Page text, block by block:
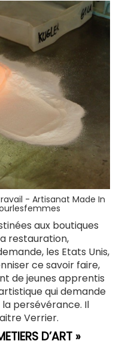
- Artisanat Made In
aux boutiques
restauration,
les Etats Unis,
ce savoir faire,
de jeunes apprentis
qui demande
la persévérance. Il
Verrier.
D’ART »